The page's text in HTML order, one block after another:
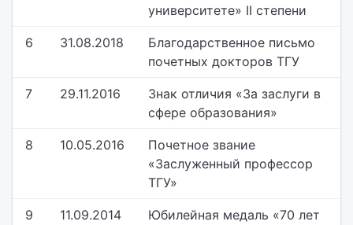
университете» II степени
6 31.08.2018
Благодарственное письмо
почетных докторов ТГУ
7 29.11.2016
Знак отличия «За заслуги в
сфере образования»
8 10.05.2016
Почетное звание
«Заслуженный профессор
ТГУ»
9 11.09.2014
Юбилейная медаль «70 лет